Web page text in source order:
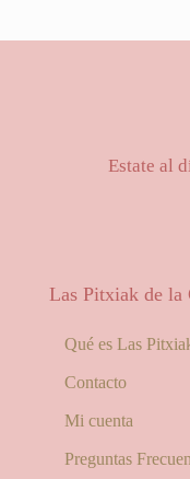
Estate al
Las Pitxiak de la
Qué es Las
Contacto
Mi cuenta
Preguntas